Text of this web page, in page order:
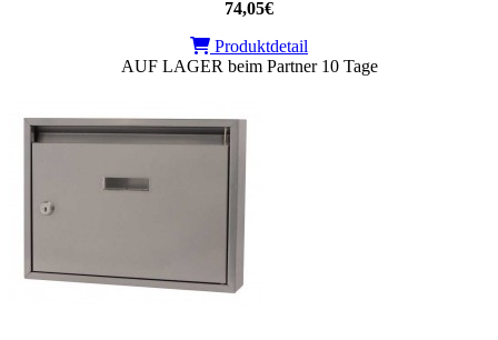
74,05€
Produktdetail
AUF LAGER beim Partner 10 Tage